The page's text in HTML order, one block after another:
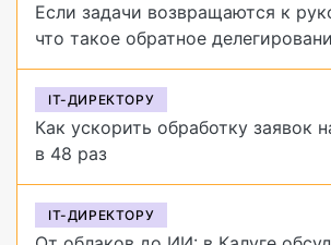
Если задачи возвращаются к
что такое обратное
от него избавиться
IT-ДИРЕКТОРУ
Как ускорить обработку заявок
в 48 раз
IT-ДИРЕКТОРУ